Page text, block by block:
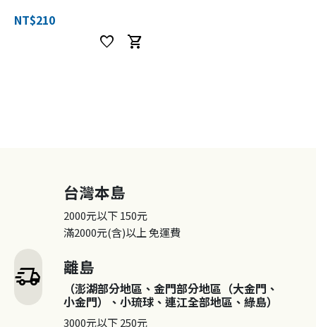
NT$210
favorite shopping_cart
delivery_truck_speed
台灣本島
2000元以下150元
滿2000元(含)以上免運費
離島
（澎湖部分地區、金門部分地區（大金門、
小金門）、小琉球、連江全部地區、綠島）
3000元以下250元